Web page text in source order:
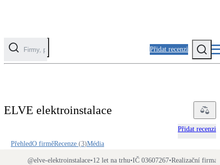
Přidat recenzi
Solární ohřev vody
Tepelná čerpadla
ELVE elektroinstalace
Přidat recenzi
PřehledO firměRecenze (3)Média
@elve-elektroinstalace•12 let na trhu•IČ 03607267•Realizační firma